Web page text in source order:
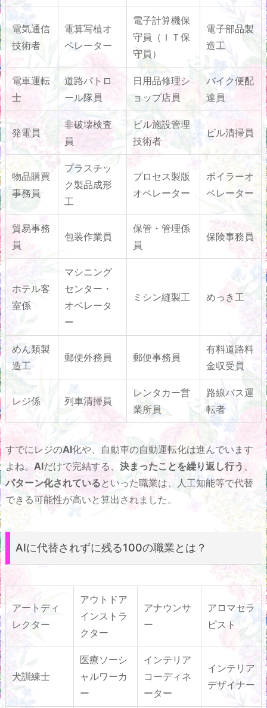
電気通信
技術者
電算写植オ
ペレーター
電子計算機保
守員（ＩＴ保
守員）
電子部品製
造工
電車運転
士
道路パトロ
ール隊員
日用品修理シ
ョップ店員
バイク便配
達員
発電員
非破壊検査
員
ビル施設管理
技術者
ビル清掃員
物品購買
事務員
プラスチッ
ク製品成形
工
プロセス製版
オペレーター
ボイラーオ
ペレーター
貿易事務
員
包装作業員
保管・管理係
員
保険事務員
ホテル客
室係
マシニング
センター・
オペレータ
ー
ミシン縫製工 めっき工
めん類製
造工
郵便外務員 郵便事務員
有料道路料
金収受員
レジ係 列車清掃員
レンタカー営
業所員
路線バス運
転者
すでにレジのAI化や、自動車の自動運転化は進んでいます
よね。 AIだけで完結する、 決まったことを繰り返し行う 、
パターン化されているといった職業は、人工知能等で代替
できる可能性が高いと算出されました。
AIに代替されずに残る100の職業とは？
アートディ
レクター
アウトドア
インストラ
クター
アナウンサ
ー
アロマセラ
ピスト
犬訓練士
医療ソーシ
ャルワーカ
ー
インテリア
コーディネ
ーター
インテリア
デザイナー